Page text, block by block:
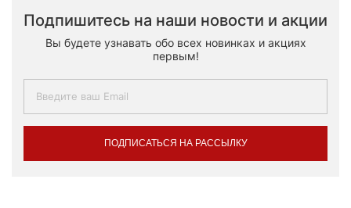
Подпишитесь на наши новости и акции
Вы будете узнавать обо всех новинках и акциях
первым!
ПОДПИСАТЬСЯ НА РАССЫЛКУ